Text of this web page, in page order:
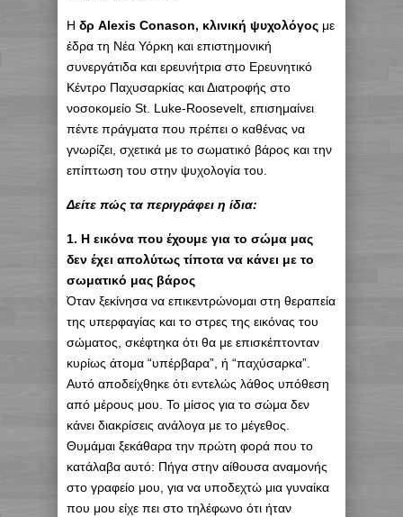
Η δρ Alexis Conason, κλινική ψυχολόγος με
έδρα τη Νέα Υόρκη και επιστημονική
συνεργάτιδα και ερευνήτρια στο Ερευνητικό
Κέντρο Παχυσαρκίας και Διατροφής στο
νοσοκομείο St. Luke-Roosevelt, επισημαίνει
πέντε πράγματα που πρέπει ο καθένας να
γνωρίζει, σχετικά με το σωματικό βάρος και την
επίπτωση του στην ψυχολογία του.
Δείτε πώς τα περιγράφει η ίδια:
1. Η εικόνα που έχουμε για το σώμα μας
δεν έχει απολύτως τίποτα να κάνει με το
σωματικό μας βάρος
Όταν ξεκίνησα να επικεντρώνομαι στη θεραπεία
της υπερφαγίας και το στρες της εικόνας του
σώματος, σκέφτηκα ότι θα με επισκέπτονταν
κυρίως άτομα “υπέρβαρα”, ή “παχύσαρκα”.
Αυτό αποδείχθηκε ότι εντελώς λάθος υπόθεση
από μέρους μου. Το μίσος για το σώμα δεν
κάνει διακρίσεις ανάλογα με το μέγεθος.
Θυμάμαι ξεκάθαρα την πρώτη φορά που το
κατάλαβα αυτό: Πήγα στην αίθουσα αναμονής
στο γραφείο μου, για να υποδεχτώ μια γυναίκα
που μου είχε πει στο τηλέφωνο ότι ήταν